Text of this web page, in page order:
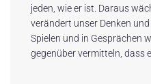
jeden, wie er ist. Daraus
verändert unser Denken
Spielen und in Gesprächen
gegenüber vermitteln, dass